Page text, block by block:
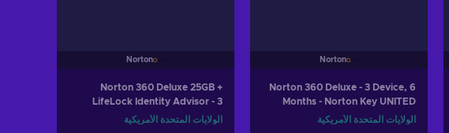
Norton
Norton 360 Deluxe - 3 Device, 6
Months - Norton Key UNITED
STATES
الولايات المتحدة الأمريكية
Norton
Norton 360 Deluxe 25GB +
LifeLock Identity Advisor - 3
Devices, 6 Months - Norton Key
الولايات المتحدة الأمريكية